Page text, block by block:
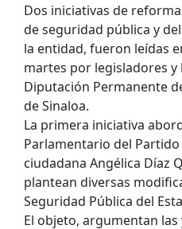
Dos iniciativas de
de seguridad pública y
la entidad, fueron leídas
martes por legisladores y
Diputación Permanente
de Sinaloa.
La primera iniciativa
Parlamentario del Partido
ciudadana Angélica Díaz
plantean diversas
Seguridad Pública del
El objeto, argumentan